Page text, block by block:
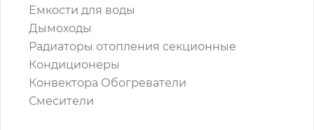
Емкости для воды
Дымоходы
Радиаторы отопления секционные
Кондиционеры
Конвектора Обогреватели
Смесители